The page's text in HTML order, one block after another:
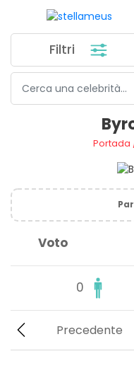
Filtri
Portada
Voto
0
Precedente